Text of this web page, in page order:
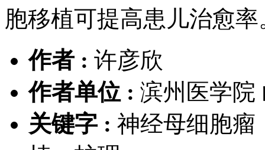
胞移植可提高患儿治愈率
作者 : 许彦欣
作者单位 : 滨州医学院
关键字 : 神经母细胞瘤